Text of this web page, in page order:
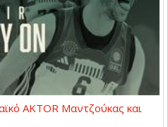
AKTOR Μαντζούκας και